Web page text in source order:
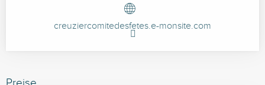
creuziercomitedesfetes.e-monsite.com